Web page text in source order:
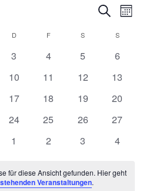
Such-
und
Suche
DDONNERSTAG
FFREITAG S SAMSTAGS
0
3
0
4
0
5
0
6
0
10
0
11
0
12
0
13
0
17
0
18
0
19
0
20
0
24
0
25
0
26
0
27
0
1
0
2
0
3
0
4
für diese Ansicht gefunden. Hier geht
Veranstaltungen.